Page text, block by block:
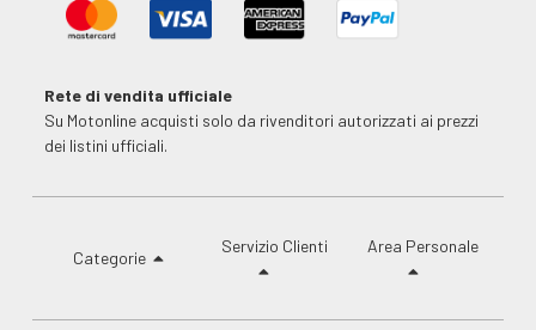
Rete di vendita ufficiale
Su Motonline acquisti solo da rivenditori autorizzati ai prezzi
dei listini ufficiali.
Categorie
Servizio Clienti Area Personale